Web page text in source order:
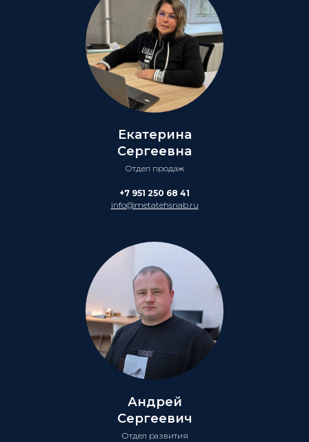
Екатерина
Сергеевна
Отдел продаж
+7 951 250 68 41
info@metatehsnab.ru
Андрей
Сергеевич
Отдел развития